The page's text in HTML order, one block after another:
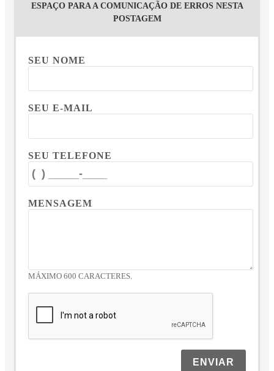
ESPAÇO PARA A COMUNICAÇÃO DE ERROS NESTA
POSTAGEM
SEU NOME
SEU E-MAIL
SEU TELEFONE
MENSAGEM
MÁXIMO 600 CARACTERES.
ENVIAR